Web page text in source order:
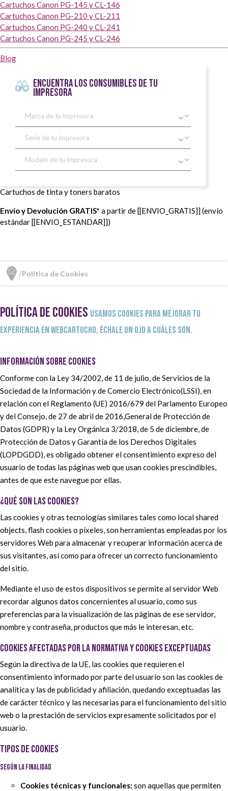
Cartuchos Canon PG-145 y CL-146
Cartuchos Canon PG-210 y CL-211
Cartuchos Canon PG-240 y CL-241
Cartuchos Canon PG-245 y CL-246
Blog
ENCUENTRA LOS CONSUMIBLES DE TU
IMPRESORA
Cartuchos de tinta y toners baratos
Envío y Devolución GRATIS* a partir de [[ENVIO_GRATIS]] (envío
estándar [[ENVIO_ESTANDAR]])
Política de Cookies
POLÍTICA DE COOKIES Usamos cookies para mejorar tu
experiencia en Webcartucho, échale un ojo a cuáles son.
INFORMACIÓN SOBRE COOKIES
Conforme con la Ley 34/2002, de 11 de julio, de Servicios de la
Sociedad de la Información y de Comercio Electrónico(LSSI), en
relación con el Reglamento (UE) 2016/679 del Parlamento Europeo
y del Consejo, de 27 de abril de 2016,General de Protección de
Datos (GDPR) y la Ley Orgánica 3/2018, de 5 de diciembre, de
Protección de Datos y Garantía de los Derechos Digitales
(LOPDGDD), es obligado obtener el consentimiento expreso del
usuario de todas las páginas web que usan cookies prescindibles,
antes de que este navegue por ellas.
¿QUÉ SON LAS COOKIES?
Las cookies y otras tecnologías similares tales como local shared
objects, flash cookies o píxeles, son herramientas empleadas por los
servidores Web para almacenar y recuperar información acerca de
sus visitantes, así como para ofrecer un correcto funcionamiento
del sitio.
Mediante el uso de estos dispositivos se permite al servidor Web
recordar algunos datos concernientes al usuario, como sus
preferencias para la visualización de las páginas de ese servidor,
nombre y contraseña, productos que más le interesan, etc.
COOKIES AFECTADAS POR LA NORMATIVA Y COOKIES EXCEPTUADAS
Según la directiva de la UE, las cookies que requieren el
consentimiento informado por parte del usuario son las cookies de
analítica y las de publicidad y afiliación, quedando exceptuadas las
de carácter técnico y las necesarias para el funcionamiento del sitio
web o la prestación de servicios expresamente solicitados por el
usuario.
TIPOS DE COOKIES
SEGÚN LA FINALIDAD
Cookies técnicas y funcionales: son aquellas que permiten